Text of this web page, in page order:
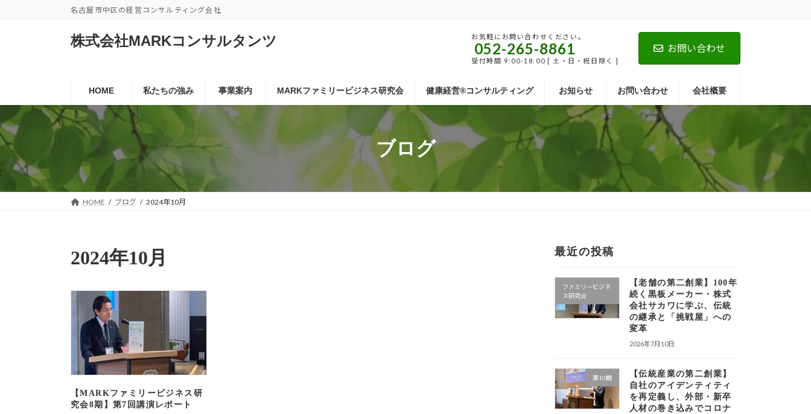
キ
ッ
プ
に
移
動
名古屋市中区の経営コンサルティング会社
株式会社MARKコンサルタンツ お気軽にお問い合わせください。
052-265-8861
受付時間 9:00-18:00 [ 土・日・祝日除く ]
お問い合わせ
HOME 私たちの強み 事業案内 MARKファミリービジネス研究会 健康経営®コンサルティング お知らせ お問い合わせ 会社概要
ブログ
HOME ブログ 2024年10月
2024年10月
【MARKファミリービジネス研
究会8期】第7回講演レポート
最近の投稿
ファミリービジネ
ス研究会
【老舗の第二創業】100年
続く黒板メーカー・株式
会社サカワに学ぶ、伝統
の継承と「挑戦屋」への
変革
2026年7月10日
第10期
【伝統産業の第二創業】
自社のアイデンティティ
を再定義し、外部・新卒
人材の巻き込みでコロナ